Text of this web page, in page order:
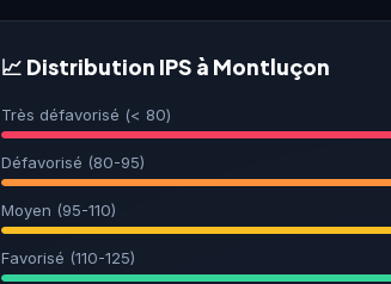
📈 Distribution IPS à Montluçon
Très défavorisé (< 80)
Défavorisé (80-95)
Moyen (95-110)
Favorisé (110-125)